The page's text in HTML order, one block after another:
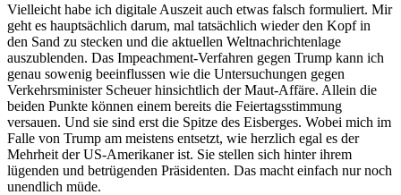
Vielleicht habe ich digitale Auszeit auch etwas falsch formuliert. Mir
geht es hauptsächlich darum, mal tatsächlich wieder den Kopf in
den Sand zu stecken und die aktuellen Weltnachrichtenlage
auszublenden. Das Impeachment-Verfahren gegen Trump kann ich
genau sowenig beeinflussen wie die Untersuchungen gegen
Verkehrsminister Scheuer hinsichtlich der Maut-Affäre. Allein die
beiden Punkte können einem bereits die Feiertagsstimmung
versauen. Und sie sind erst die Spitze des Eisberges. Wobei mich im
Falle von Trump am meistens entsetzt, wie herzlich egal es der
Mehrheit der US-Amerikaner ist. Sie stellen sich hinter ihrem
lügenden und betrügenden Präsidenten. Das macht einfach nur noch
unendlich müde.